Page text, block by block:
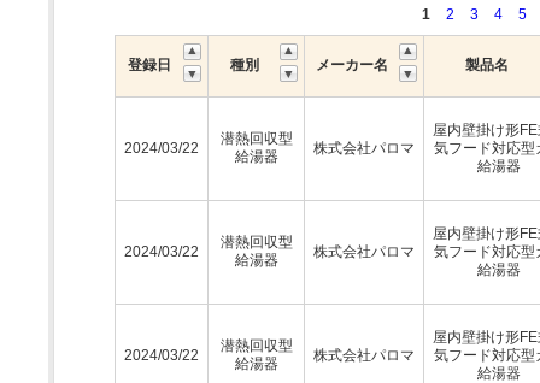
1
2 3 4 5
登録日 種別 メーカー名 製品名
2024/03/22
潜熱回収型
給湯器
株式会社パロマ
屋内壁掛け形
気フード対応型
給湯器
2024/03/22
潜熱回収型
給湯器
株式会社パロマ
屋内壁掛け形
気フード対応型
給湯器
2024/03/22
潜熱回収型
給湯器
株式会社パロマ
屋内壁掛け形
気フード対応型
給湯器